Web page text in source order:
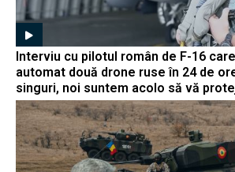
Interviu cu pilotul român de F-16
automat două drone ruse în 24 de
singuri, noi suntem acolo să vă